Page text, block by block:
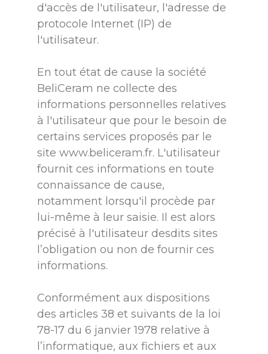
d'accès de l'utilisateur, l'adresse de
protocole Internet (IP) de
l'utilisateur.
En tout état de cause la société
BeliCeram ne collecte des
informations personnelles relatives
à l'utilisateur que pour le besoin de
certains services proposés par le
site www.beliceram.fr. L'utilisateur
fournit ces informations en toute
connaissance de cause,
notamment lorsqu'il procède par
lui-même à leur saisie. Il est alors
précisé à l'utilisateur desdits sites
l’obligation ou non de fournir ces
informations.
Conformément aux dispositions
des articles 38 et suivants de la loi
78-17 du 6 janvier 1978 relative à
l’informatique, aux fichiers et aux